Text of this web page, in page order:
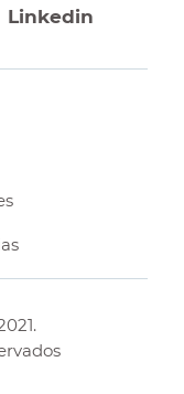
Linkedin